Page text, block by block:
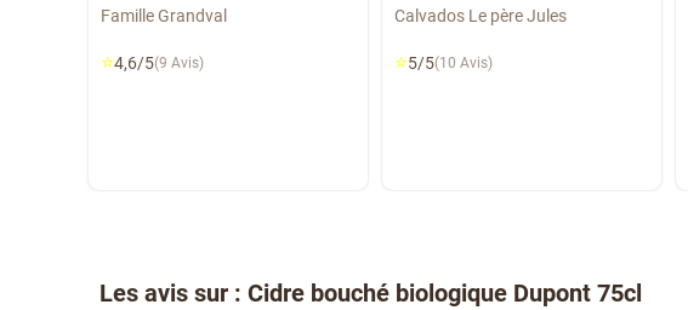
Famille Grandval
⭐4,6/5(9 Avis)
Calvados Le père Jules
⭐5/5(10 Avis)
Les avis sur : Cidre bouché biologique Dupont 75cl